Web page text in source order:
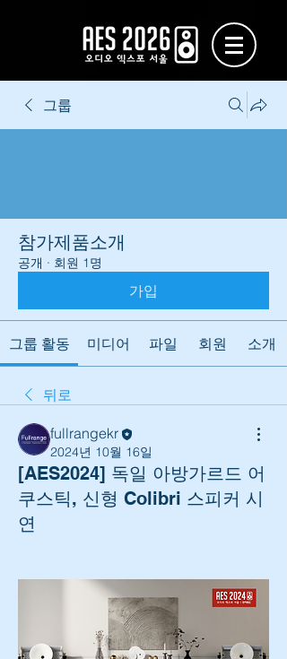
그룹
참가제품소개
공개 · 회원 1명
가입
그룹 활동 미디어 파일 회원 소개
뒤로
fullrangekr
2024년 10월 16일
[AES2024] 독일 아방가르드 어
쿠스틱, 신형 Colibri 스피커 시
연